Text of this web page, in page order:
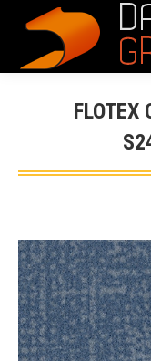
FLOTEX